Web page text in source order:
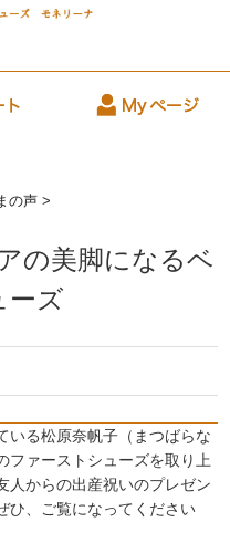
の声 >
の美脚になるベ
ーズ
いる松原奈帆子（まつばらな
ファーストシューズを取り上
人からの出産祝いのプレゼン
ひ、ご覧になってください